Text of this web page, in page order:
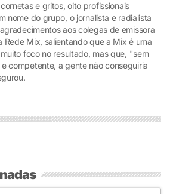
e gritos, oito profissionais
nome do grupo, o jornalista e radialista
aos colegas de emissora
Rede Mix, salientando que a Mix é uma
foco no resultado, mas que, "sem
competente, a gente não conseguiria